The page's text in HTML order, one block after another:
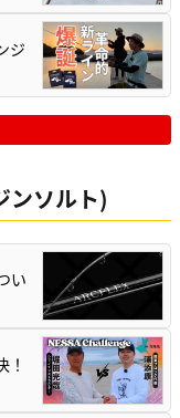
ジ
ンソルト)
い